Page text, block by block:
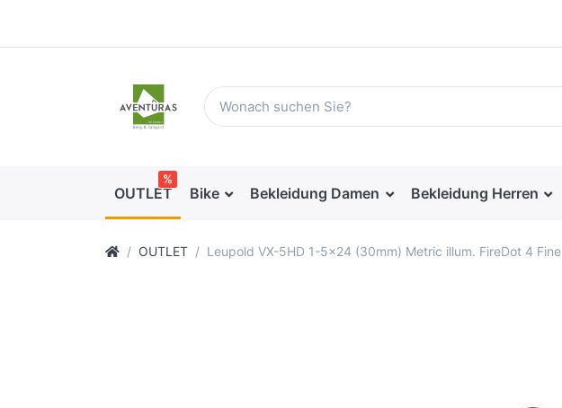
OUTLET
%
Bike Bekleidung Damen Bekleidung Herren
OUTLET Leupold VX-5HD 1-5x24 (30mm) Metric illum. FireDot 4 Fine